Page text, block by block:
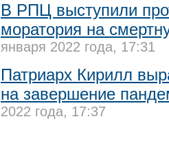
В РПЦ выступили
моратория на
января 2022 года, 17:31
Патриарх Кирилл
на завершение
2022 года, 17:37